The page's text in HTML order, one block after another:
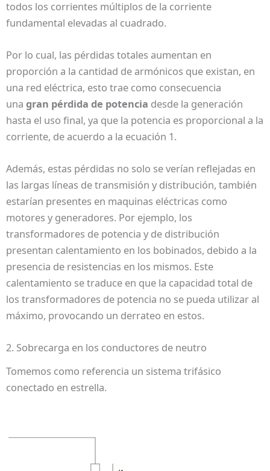
todos los corrientes múltiplos de la corriente
fundamental elevadas al cuadrado.
Por lo cual, las pérdidas totales aumentan en
proporción a la cantidad de armónicos que existan, en
una red eléctrica, esto trae como consecuencia
una gran pérdida de potencia desde la generación
hasta el uso final, ya que la potencia es proporcional a la
corriente, de acuerdo a la ecuación 1.
Además, estas pérdidas no solo se verían reflejadas en
las largas líneas de transmisión y distribución, también
estarían presentes en maquinas eléctricas como
motores y generadores. Por ejemplo, los
transformadores de potencia y de distribución
presentan calentamiento en los bobinados, debido a la
presencia de resistencias en los mismos. Este
calentamiento se traduce en que la capacidad total de
los transformadores de potencia no se pueda utilizar al
máximo, provocando un derrateo en estos.
2. Sobrecarga en los conductores de neutro
Tomemos como referencia un sistema trifásico
conectado en estrella.